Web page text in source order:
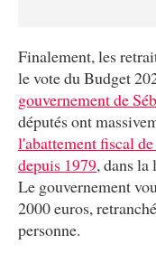
Finalement, les
le vote du Budget
gouvernement de
députés ont
l'abattement fiscal
depuis 1979, dans la
Le gouvernement
2000 euros,
personne.